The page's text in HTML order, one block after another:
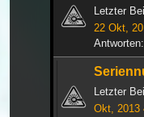
Letzter
22 Okt,
Antworten:
Letzter
Okt, 2013